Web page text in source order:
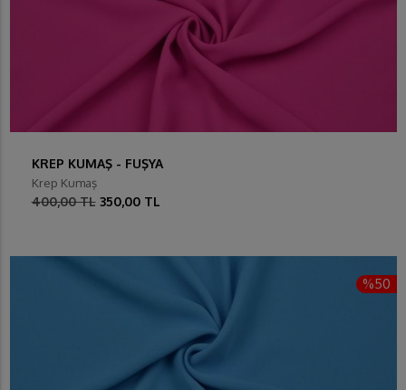
KREP KUMAŞ - FUŞYA
Krep Kumaş
400,00 TL 350,00 TL
%50